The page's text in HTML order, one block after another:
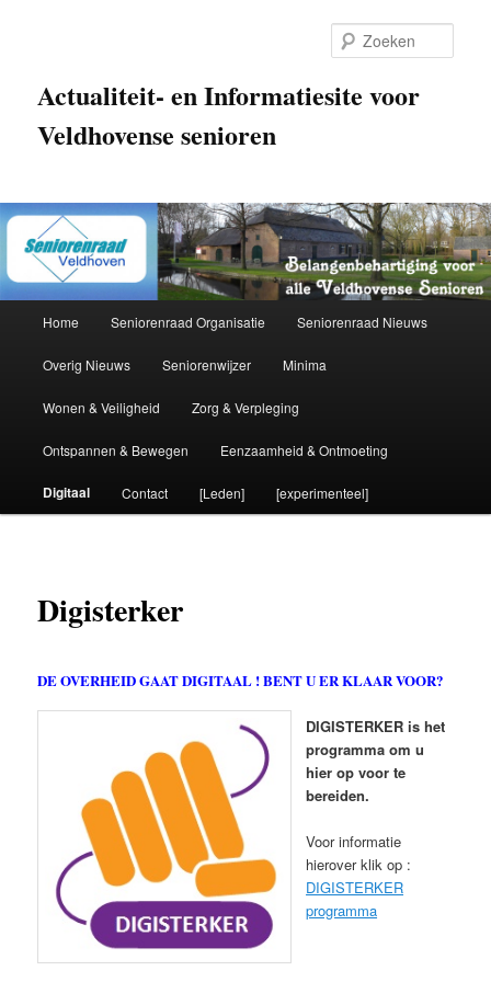
Actualiteit- en Informatiesite voor
Veldhovense senioren
Spring naar de primaire inhoud
Home Seniorenraad Organisatie Seniorenraad Nieuws
Overig Nieuws Seniorenwijzer Minima
Wonen & Veiligheid Zorg & Verpleging
Ontspannen & Bewegen Eenzaamheid & Ontmoeting
Digitaal Contact [Leden] [experimenteel]
Digisterker
DE OVERHEID GAAT DIGITAAL ! BENT U ER KLAAR VOOR?
DIGISTERKER is het
programma om u
hier op voor te
bereiden.
Voor informatie
hierover klik op :
DIGISTERKER
programma